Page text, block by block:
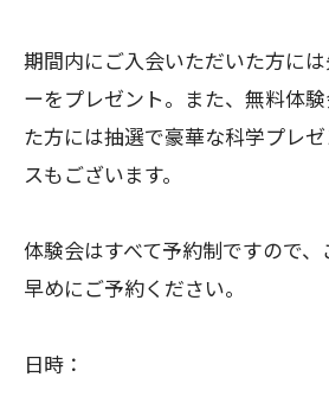
期間内にご入会いただいた方に
ーをプレゼント。また、無料体
た方には抽選で豪華な科学プレ
スもございます。
体験会はすべて予約制ですので
早めにご予約ください。
日時：